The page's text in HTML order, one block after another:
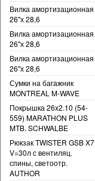
Вилка амортизационная
26"х 28,6
Вилка амортизационная
26"х 28,6
Вилка амортизационная
26"х 28,6
Сумки на багажник
MONTREAL M-WAVE
Покрышка 26x2.10 (54-
559) MARATHON PLUS
MTB. SCHWALBE
Рюкзак TWISTER GSB X7
V=30л с вентиляц.
спины, светоотр.
AUTHOR